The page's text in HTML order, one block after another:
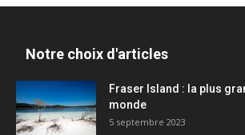
Notre choix d'articles
Fraser Island : la plus
monde
5 septembre 2023